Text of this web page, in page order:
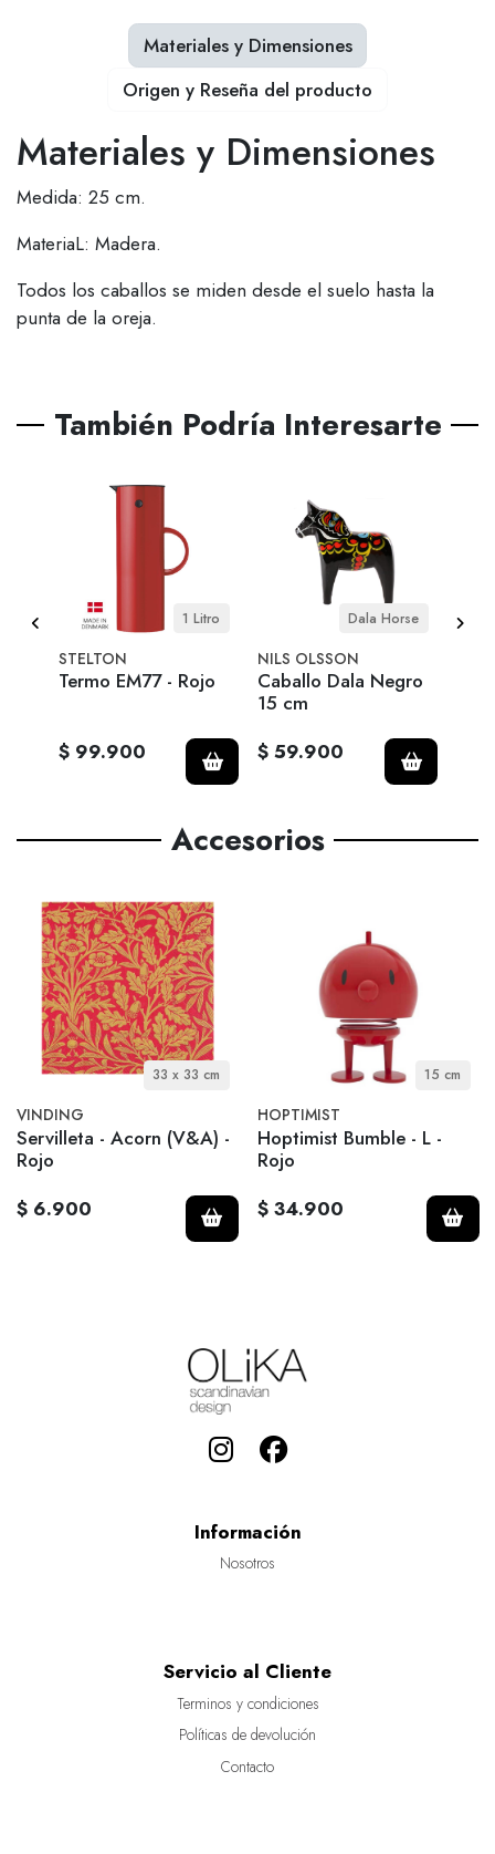
Materiales y Dimensiones
Medida: 25 cm.
MateriaL: Madera.
Todos los caballos se miden desde el suelo hasta la
punta de la oreja.
Materiales y Dimensiones
Origen y Reseña del producto
También Podría Interesarte
1 Litro
STELTON
Termo EM77 - Rojo
$ 99.900
Dala Horse
NILS OLSSON
Caballo Dala Negro
15 cm
$ 59.900
Accesorios
33 x 33 cm
VINDING
Servilleta - Acorn (V&A) -
Rojo
$ 6.900
15 cm
HOPTIMIST
Hoptimist Bumble - L -
Rojo
$ 34.900
Información
Nosotros
Servicio al Cliente
Terminos y condiciones
Políticas de devolución
Contacto